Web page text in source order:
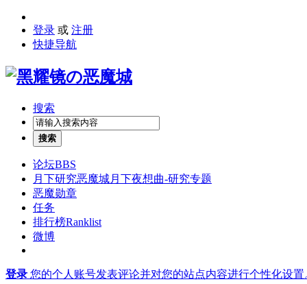
登录 或 注册
快捷导航
搜索
搜索
论坛BBS
月下研究恶魔城月下夜想曲-研究专题
恶魔勋章
任务
排行榜Ranklist
微博
登录 您的个人账号发表评论并对您的站点内容进行个性化设置